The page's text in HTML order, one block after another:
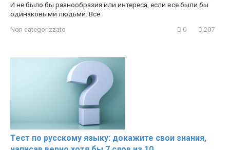
И не было бы разнообразия или интереса, если все были бы
одинаковыми людьми. Все
Non categorizzato 0 207
Тест по русскому языку: докажите свои знания,